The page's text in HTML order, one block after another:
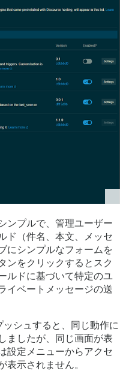
ンプルで、管理ユーザー
ド（件名、本文、メッセ
にシンプルなフォームを
ンをクリックするとスク
ルドに基づいて特定のユ
イベートメッセージの送
シュすると、同じ動作に
ましたが、同じ画面が表
設定メニューからアクセ
表示されません。